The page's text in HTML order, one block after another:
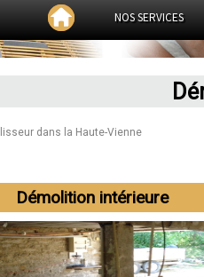
NOS SERVICES
dans la Haute-Vienne
Démolition intérieure